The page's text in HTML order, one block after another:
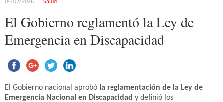
04/02/2026 Salud
El Gobierno reglamentó la Ley de
Emergencia en Discapacidad
El Gobierno nacional aprobó la reglamentación de la Ley de
Emergencia Nacional en Discapacidad y definió los